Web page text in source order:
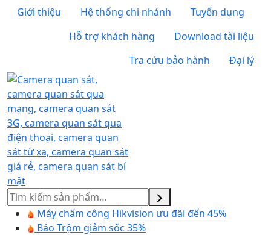
Giới thiệu Hệ thống chi nhánh
Tuyển dụng
Hỗ trợ khách hàng
Download tài liệu
Tra cứu bảo hành
Đại lý
Tìm
kiếm
Máy chấm công Hikvision ưu đãi đến 45%
Báo Trộm giảm sốc 35%